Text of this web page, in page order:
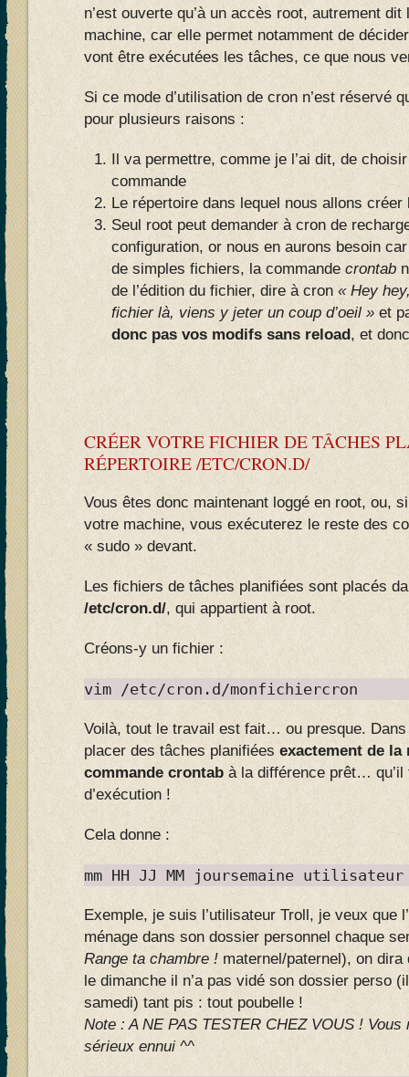
n’est ouverte qu’à un accès root, autrement dit
machine, car elle permet notamment de
vont être exécutées les tâches, ce que nous
Si ce mode d’utilisation de cron n’est réservé
pour plusieurs raisons :
Il va permettre, comme je l’ai dit, de
commande
Le répertoire dans lequel nous allons
Seul root peut demander à cron de
configuration, or nous en aurons besoin
de simples fichiers, la commande crontab
de l’édition du fichier, dire à cron « Hey
fichier là, viens y jeter un coup d’oeil » et
donc pas vos modifs sans reload, et
CRÉER VOTRE FICHIER DE TÂCHES
RÉPERTOIRE /ETC/CRON.D/
Vous êtes donc maintenant loggé en root, ou,
votre machine, vous exécuterez le reste des
« sudo » devant.
Les fichiers de tâches planifiées sont placés
/etc/cron.d/, qui appartient à root.
Créons-y un fichier :
vim /etc/cron.d/monfichiercron
Voilà, tout le travail est fait… ou presque.
placer des tâches planifiées exactement de la
commande crontab à la différence prêt… qu’il
d’exécution !
Cela donne :
mm HH JJ MM joursemaine utilisateur
Exemple, je suis l’utilisateur Troll, je veux que
ménage dans son dossier personnel chaque
Range ta chambre ! maternel/paternel), on dira
le dimanche il n’a pas vidé son dossier perso
samedi) tant pis : tout poubelle !
Note : A NE PAS TESTER CHEZ VOUS ! Vous
sérieux ennui ^^